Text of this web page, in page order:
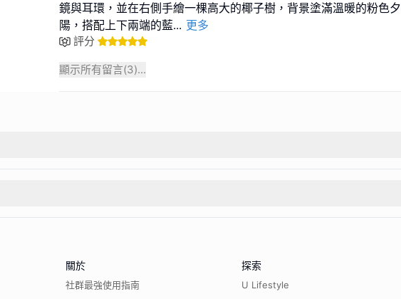
鏡與耳環，並在右側手繪一棵高大的椰子樹，背景塗滿溫暖的粉色夕
陽，搭配上下兩端的藍... 更多
評分
顯示所有留言(3)...
關於
社群最強使用指南
探索
U Lifestyle